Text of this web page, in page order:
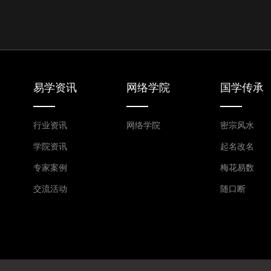
易学资讯
行业资讯
学院资讯
专家案例
交流活动
网络学院
网络学院
国学传承
密宗风水
起名改名
梅花易数
随口断